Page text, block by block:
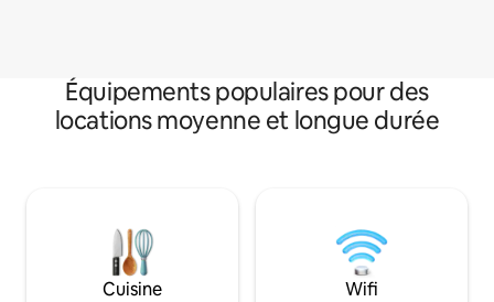
Équipements populaires pour des
locations moyenne et longue durée
Cuisine Wifi